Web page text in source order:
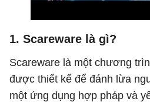
1. Scareware là gì?
Scareware là một chương
được thiết kế để đánh lừa
một ứng dụng hợp pháp và